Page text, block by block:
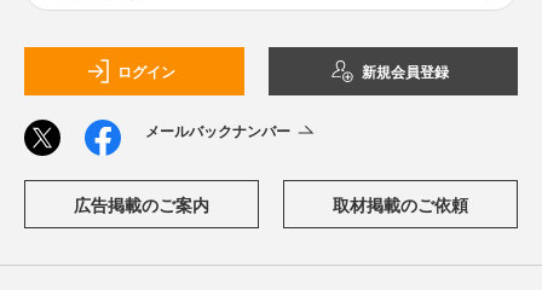
ログイン 新規会員登録
メールバックナンバー
広告掲載のご案内 取材掲載のご依頼